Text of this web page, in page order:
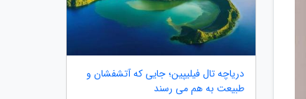
دریاچه تال فیلیپین؛ جایی که آتشفشان و
طبیعت به هم می رسند